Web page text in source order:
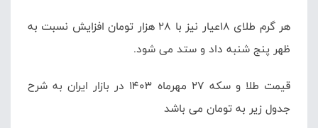
هر گرم طلای ۱۸عیار نیز با ۲۸ هزار تومان افزایش نسبت به
ظهر پنج شنبه داد و ستد می شود.
قیمت طلا و سکه ۲۷ مهرماه ۱۴۰۳ در بازار ایران به شرح
جدول زیر به تومان می باشد